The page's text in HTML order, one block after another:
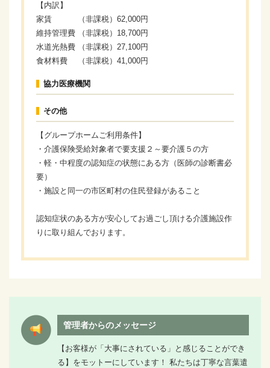
【内訳】
家賃 （非課税）62,000円
維持管理費 （非課税）18,700円
水道光熱費 （非課税）27,100円
食材料費 （非課税）41,000円
協力医療機関
その他
【グループホームご利用条件】
・介護保険受給対象者で要支援２～要介護５の方
・軽・中程度の認知症の状態にある方（医師の診断書必
要）
・施設と同一の市区町村の住民登録があること
認知症状のある方が安心してお過ごし頂ける介護施設作
りに取り組んでおります。
管理者からのメッセージ
【お客様が「大事にされている」と感じることができ
る】をモットーにしています！ 私たちは丁寧な言葉遣